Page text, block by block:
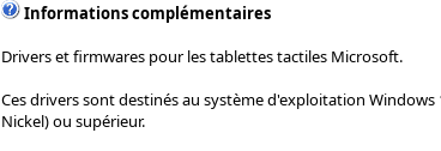
Informations complémentaires
Drivers et firmwares pour les tablettes tactiles Microsoft.
Ces drivers sont destinés au système d'exploitation Windows
Nickel) ou supérieur.